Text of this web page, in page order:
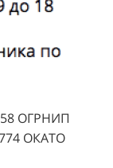
ОГРНИП
ОКАТО